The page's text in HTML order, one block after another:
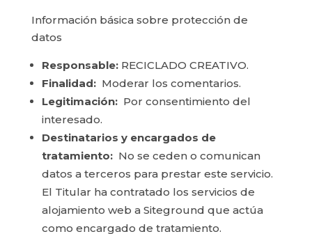
Información básica sobre protección de
datos
Responsable:RECICLADO CREATIVO.
Finalidad:Moderar los comentarios.
Legitimación:Por consentimiento del
interesado.
Destinatarios y encargados de
tratamiento:No se ceden o comunican
datos a terceros para prestar este servicio.
El Titular ha contratado los servicios de
alojamiento web a Siteground que actúa
como encargado de tratamiento.